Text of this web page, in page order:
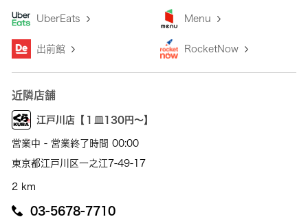
UberEats Menu
出前館 RocketNow
近隣店舗
江戸川店【１皿130円～】
営業中 - 営業終了時間 00:00
東京都江戸川区一之江7-49-17
2 km
03-5678-7710